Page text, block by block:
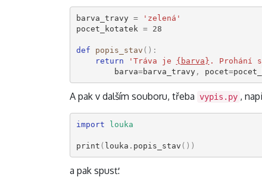
barva_travy =
'zelená'
pocet_kotatek = 28
def popis_stav ():
return
'Tráva je {barva} . Prohání
barva=barva_travy, pocet=
A pak v dalším souboru, třeba vypis.py ,
import louka
print ( louka . popis_stav ())
a pak spusť: